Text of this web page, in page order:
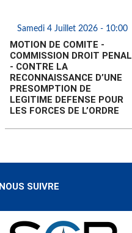
Samedi 4 Juillet 2026 - 10:00
MOTION DE COMITE -
COMMISSION DROIT PENAL
- CONTRE LA
RECONNAISSANCE D’UNE
PRESOMPTION DE
LEGITIME DEFENSE POUR
LES FORCES DE L’ORDRE
NOUS SUIVRE